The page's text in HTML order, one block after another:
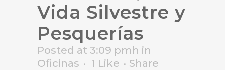
Vida Silvestre y
Pesquerías
Posted at 3:09 pmh in
Oficinas
1 Like Share